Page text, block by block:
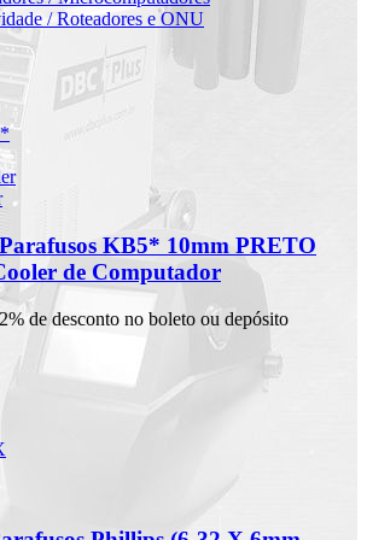
/ Roteadores e ONU
KB5* 10mm PRETO
de Computador
de desconto no boleto ou depósito